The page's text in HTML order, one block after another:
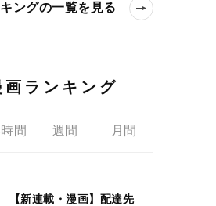
ングの一覧を見る
画ランキング
間 週間 月間
【新連載・漫画】配達先